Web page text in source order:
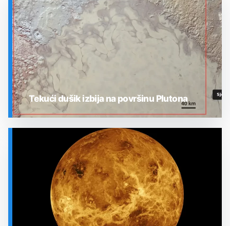
Tekući dušik izbija na površinu Plutona